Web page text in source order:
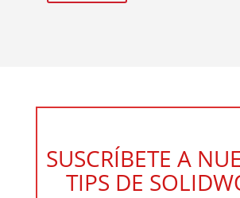
SUSCRÍBETE A
TIPS DE